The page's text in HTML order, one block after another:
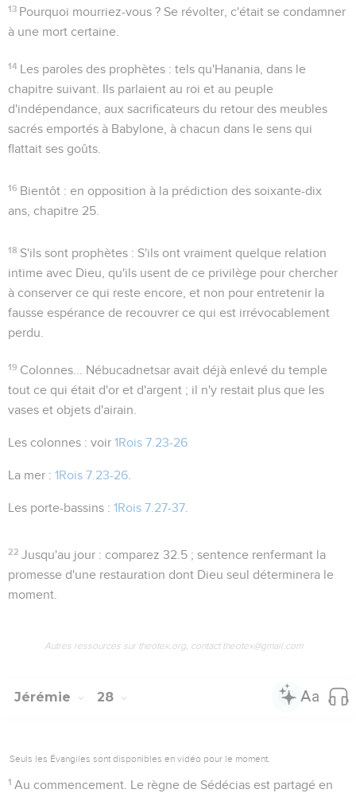
13 Pourquoi mourriez-vous ? Se révolter, c'était se condamner
à une mort certaine.
14 Les paroles des prophètes : tels qu'Hanania, dans le
chapitre suivant. Ils parlaient au roi et au peuple
d'indépendance, aux sacrificateurs du retour des meubles
sacrés emportés à Babylone, à chacun dans le sens qui
flattait ses goûts.
16 Bientôt : en opposition à la prédiction des soixante-dix
ans, chapitre 25.
18 S'ils sont prophètes : S'ils ont vraiment quelque relation
intime avec Dieu, qu'ils usent de ce privilège pour chercher
à conserver ce qui reste encore, et non pour entretenir la
fausse espérance de recouvrer ce qui est irrévocablement
perdu.
19 Colonnes...
Nébucadnetsar avait déjà enlevé du temple
tout ce qui était d'or et d'argent ; il n'y restait plus que les
vases et objets d'airain.
Les colonnes : voir 1Rois 7.23-26
La mer : 1Rois 7.23-26
Les porte-bassins : 1Rois 7.27-37
22 Jusqu'au jour : comparez32.5 ; sentence renfermant la
promesse d'une restauration dont Dieu seul déterminera le
moment.
Autres ressources sur theotex.org, contact theotex@gmail.com
Jérémie 28
Seuls les Évangiles sont disponibles en vidéo pour le moment.
1 Au commencement . Le règne de Sédécias est partagé en